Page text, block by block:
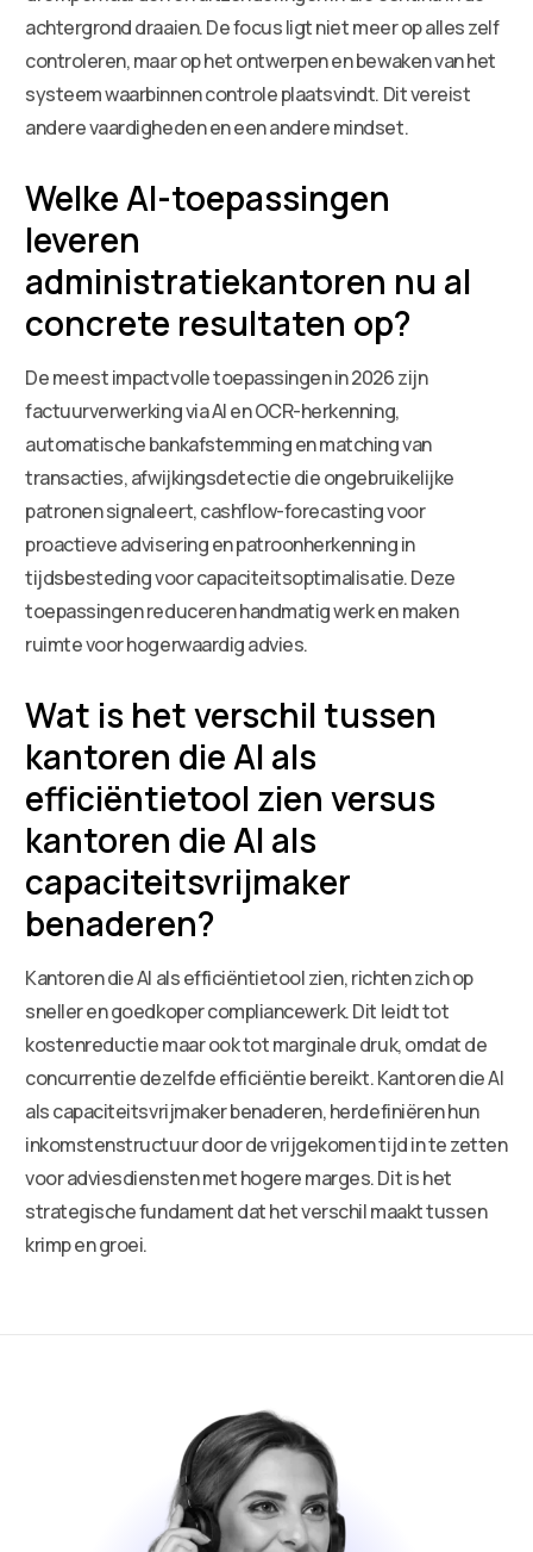
achtergrond draaien. De focus ligt niet meer op alles zelf
controleren, maar op het ontwerpen en bewaken van het
systeem waarbinnen controle plaatsvindt. Dit vereist
andere vaardigheden en een andere mindset.
Welke AI-toepassingen
leveren
administratiekantoren nu al
concrete resultaten op?
De meest impactvolle toepassingen in 2026 zijn
factuurverwerking via AI en OCR-herkenning,
automatische bankafstemming en matching van
transacties, afwijkingsdetectie die ongebruikelijke
patronen signaleert, cashflow-forecasting voor
proactieve advisering en patroonherkenning in
tijdsbesteding voor capaciteitsoptimalisatie. Deze
toepassingen reduceren handmatig werk en maken
ruimte voor hogerwaardig advies.
Wat is het verschil tussen
kantoren die AI als
efficiëntietool zien versus
kantoren die AI als
capaciteitsvrijmaker
benaderen?
Kantoren die AI als efficiëntietool zien, richten zich op
sneller en goedkoper compliancewerk. Dit leidt tot
kostenreductie maar ook tot marginale druk, omdat de
concurrentie dezelfde efficiëntie bereikt. Kantoren die AI
als capaciteitsvrijmaker benaderen, herdefiniëren hun
inkomstenstructuur door de vrijgekomen tijd in te zetten
voor adviesdiensten met hogere marges. Dit is het
strategische fundament dat het verschil maakt tussen
krimp en groei.